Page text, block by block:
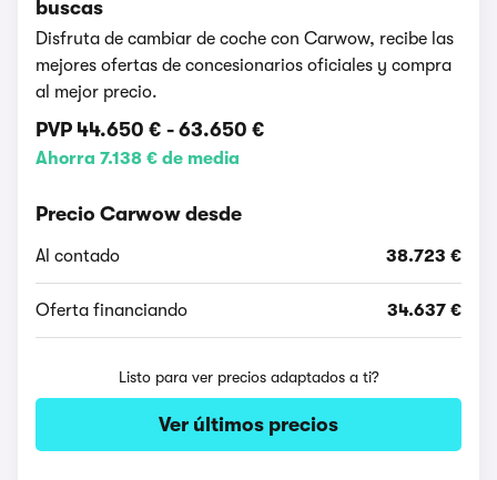
buscas
Disfruta de cambiar de coche con Carwow, recibe las
mejores ofertas de concesionarios oficiales y compra
al mejor precio.
PVP 44.650 € - 63.650 €
Ahorra 7.138 € de media
Precio Carwow desde
Al contado 38.723 €
Oferta financiando 34.637 €
Listo para ver precios adaptados a ti?
Ver últimos precios